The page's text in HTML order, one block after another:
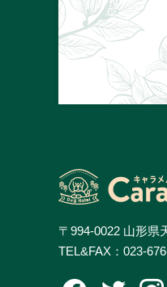
〒994-0022 山形県
TEL&FAX： 023-